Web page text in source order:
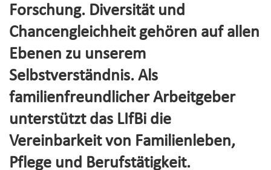
Forschung. Diversität und
Chancengleichheit gehören auf allen
Ebenen zu unserem
Selbstverständnis. Als
familienfreundlicher Arbeitgeber
unterstützt das LIfBi die
Vereinbarkeit von Familienleben,
Pflege und Berufstätigkeit.